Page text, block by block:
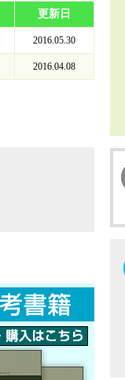
更新日
2016.05.30
2016.04.08